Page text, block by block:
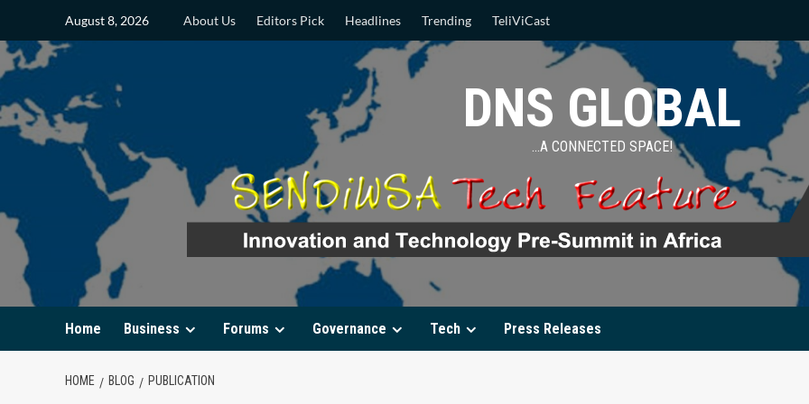
content
August 8, 2026 About Us Editors Pick Headlines Trending TeliViCast
DNS GLOBAL
…A CONNECTED SPACE!
Home Business Forums Governance Tech Press Releases
HOME BLOG PUBLICATION